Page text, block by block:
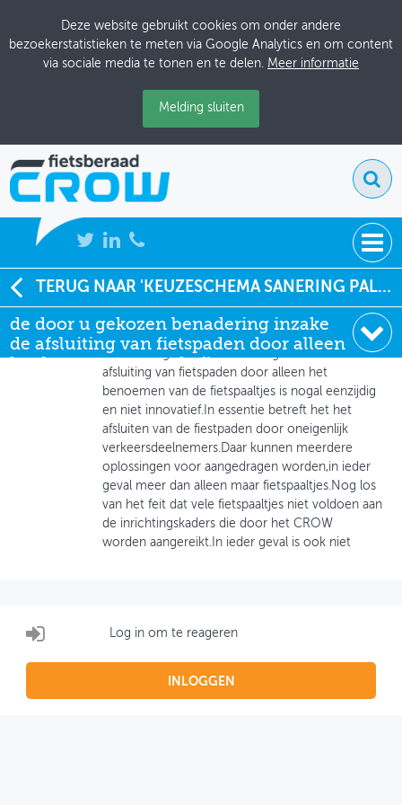
Deze website gebruikt cookies om onder andere
bezoekerstatistieken te meten via Google Analytics en om content
via sociale media te tonen en te delen. Meer informatie
Melding sluiten
NIEUWS
BIJEENKOMSTEN
KENNISBANK
ADRESSENBOEK
OVER FIETSBERAAD
THEMASITES
MIJN PROFIEL
GEBRUIKER
TERUG NAAR 'KEUZESCHEMA SANERING PALEN OP FIETSPADEN'
de door u gekozen benadering inzake
de afsluiting van fietspaden door alleen
het benoemen van de fie
Gerard Boers
27-05-2014 om 15:41
de door u gekozen benadering inzake de
afsluiting van fietspaden door alleen het
benoemen van de fietspaaltjes is nogal eenzijdig
en niet innovatief.In essentie betreft het het
afsluiten van de fiestpaden door oneigenlijk
verkeersdeelnemers.Daar kunnen meerdere
oplossingen voor aangedragen worden,in ieder
geval meer dan alleen maar fietspaaltjes.Nog los
van het feit dat vele fietspaaltjes niet voldoen aan
de inrichtingskaders die door het CROW
worden aangereikt.In ieder geval is ook niet
Log in om te reageren
INLOGGEN